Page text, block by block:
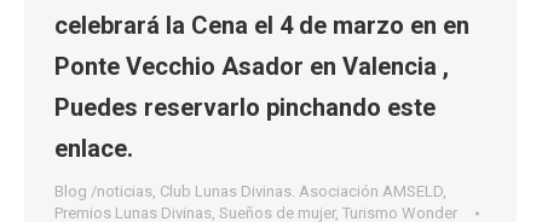
celebrará la Cena el 4 de marzo en en
Ponte Vecchio Asador en Valencia ,
Puedes reservarlo pinchando este
enlace.
Blog /noticias Club Lunas Divinas. Asociación AMSELD
Premios Lunas Divinas Sueños de mujer, Turismo Wonder